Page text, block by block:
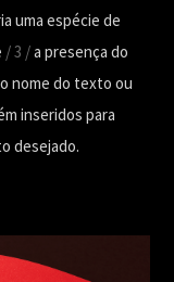
uma espécie de
/ 3 /a presença do
nome do texto ou
inseridos para
desejado.